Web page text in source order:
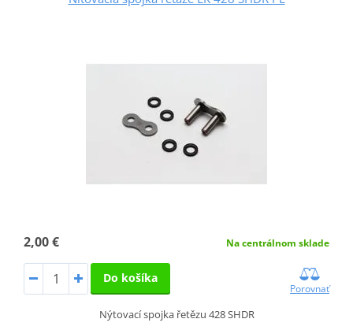
2,00 € Na centrálnom sklade
Do košíka
Porovnať
Nýtovací spojka řetězu 428 SHDR